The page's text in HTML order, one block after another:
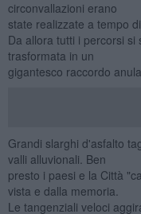
circonvallazioni erano
state realizzate a tempo
Da allora tutti i percorsi
trasformata in un
gigantesco raccordo
Grandi slarghi d'asfalto
valli alluvionali. Ben
presto i paesi e la Città
vista e dalla memoria.
Le tangenziali veloci